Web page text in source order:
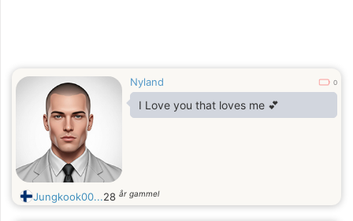
Nyland 0
I Love you that loves me 💕
Jungkook00...28 år gammel